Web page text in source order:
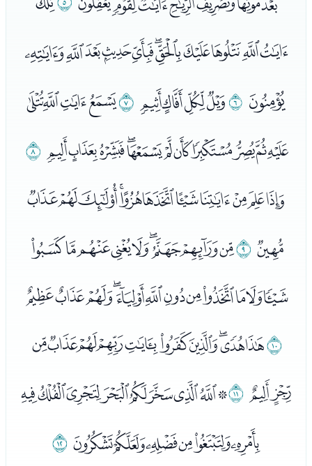
ﮁﮂﮃﮄﮅﮆﮇﮈﮉﮊﮋ
ﮌﮍﮎﮏﮐﮑﮒﮓﮔﮕﮖ
ﮗﮘﮙﮚﮛﮜﮝﮞﮟﮠﮡﮢ
ﮣﮤﮥﮦﮧﮨﮩﮪﮫﮬﮭ
ﮮﮯﮰﮱﯓﯔﯕﯖﯗﯘﯙ
ﯚﯛﯜﯝﯞﯟﯠﯡﯢﯣﯤﯥ
ﯦﯧﯨﯩﯪﯫﯬﯭﯮﯯﯰ
ﯱﯲﯳﯴﯵﯶﯷﯸﯹﯺﯻﯼ
ﯽﯾﯿﰀﰁﰂﰃ